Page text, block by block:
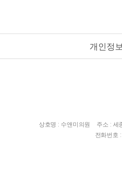
개인정
상호명 : 수앤미의원
주소 : 세
전화번호